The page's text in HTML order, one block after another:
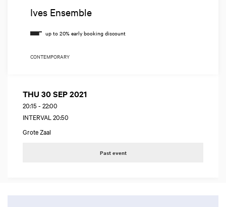
Ives Ensemble
CONTEMPORARY
THU 30 SEP 2021
20:15 - 22:00
INTERVAL 20:50
Grote Zaal
Past event